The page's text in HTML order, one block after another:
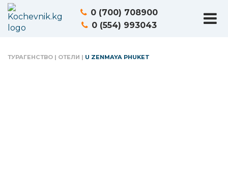
0 (700) 708900
0 (554) 993043
ТУРАГЕНСТВО | ОТЕЛИ | U ZENMAYA PHUKET